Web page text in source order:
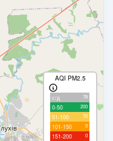
AQI PM2.5
с/д 78
0-50 200
51-100 70
101-150 0
151-200 0